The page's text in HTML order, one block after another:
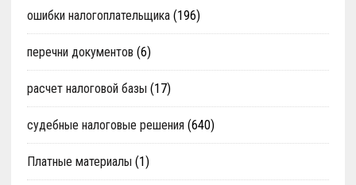
ошибки налогоплательщика(196)
перечни документов (6)
расчет налоговой базы (17)
судебные налоговые решения (640)
Платные материалы (1)